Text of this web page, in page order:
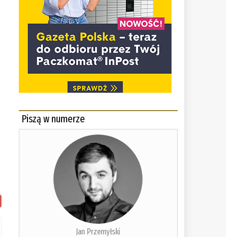
Piszą w numerze
Jan Przemyłski